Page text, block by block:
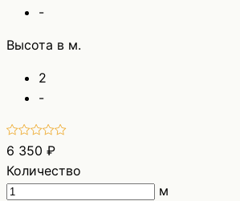
-
Высота в м.
2
-
6 350 ₽
Количество
м